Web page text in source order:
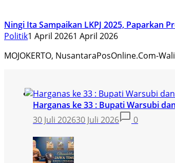
Ningi Ita Sampaikan LKPJ 2025, Paparkan
Politik1 April 20261 April 2026
MOJOKERTO, NusantaraPosOnline.Com-
Harganas ke 33 : Bupati Warsubi
30 Juli 202630 Juli 2026 0